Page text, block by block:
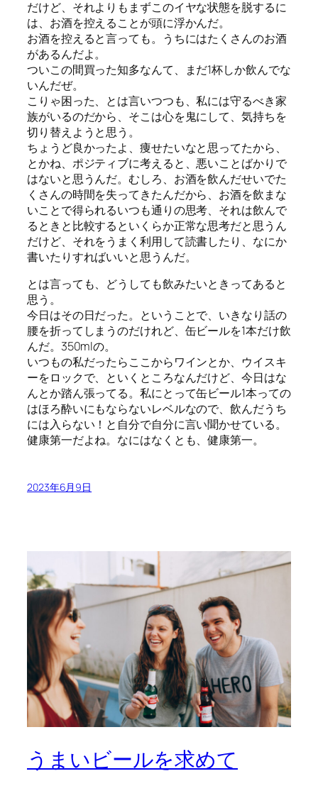
だけど、それよりもまずこのイヤな状態を脱するに
は、お酒を控えることが頭に浮かんだ。
お酒を控えると言っても。うちにはたくさんのお酒
があるんだよ。
ついこの間買った知多なんて、まだ1杯しか飲んでな
いんだぜ。
こりゃ困った、とは言いつつも、私には守るべき家
族がいるのだから、そこは心を鬼にして、気持ちを
切り替えようと思う。
ちょうど良かったよ、痩せたいなと思ってたから、
とかね、ポジティブに考えると、悪いことばかりで
はないと思うんだ。むしろ、お酒を飲んだせいでた
くさんの時間を失ってきたんだから、お酒を飲まな
いことで得られるいつも通りの思考、それは飲んで
るときと比較するといくらか正常な思考だと思うん
だけど、それをうまく利用して読書したり、なにか
書いたりすればいいと思うんだ。
とは言っても、どうしても飲みたいときってあると
思う。
今日はその日だった。ということで、いきなり話の
腰を折ってしまうのだけれど、缶ビールを1本だけ飲
んだ。350mlの。
いつもの私だったらここからワインとか、ウイスキ
ーをロックで、といくところなんだけど、今日はな
んとか踏ん張ってる。私にとって缶ビール1本っての
はほろ酔いにもならないレベルなので、飲んだうち
には入らない！と自分で自分に言い聞かせている。
健康第一だよね。なにはなくとも、健康第一。
2023年6月9日
うまいビールを求めて